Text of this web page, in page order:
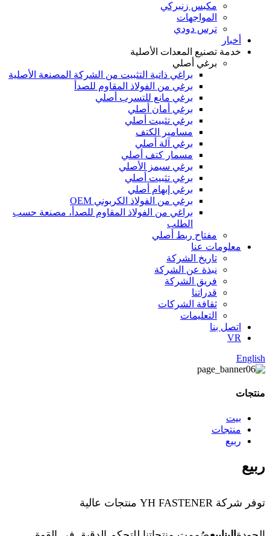
مكبس زنبركي
المواجهات
ترس دودي
أخبار
خدمة تصنيع المعدات الأصلية
برغي أصلي
براغي ذاتية التثبيت من الشركة المصنعة الأصلية
برغي من الفولاذ المقاوم للصدأ
برغي مانع للتسرب أصلي
برغي أمان أصلي
برغي تثبيت أصلي
مسامير الكتف
برغي آلة أصلي
مسمار كتف أصلي
برغي سيمز الأصلي
برغي تثبيت أصلي
برغي إبهام أصلي
برغي من الفولاذ الكربوني OEM
براغي من الفولاذ المقاوم للصدأ، مصنعة حسب
الطلب
مفتاح ربط أصلي
معلومات عنا
تاريخ الشركة
نبذة عن الشركة
فريق الشركة
قدراتنا
ثقافة الشركات
التعليمات
اتصل بنا
VR
English
منتجات
بيت
منتجات
ربيع
ربيع
توفر شركة YH FASTENER منتجات عالية